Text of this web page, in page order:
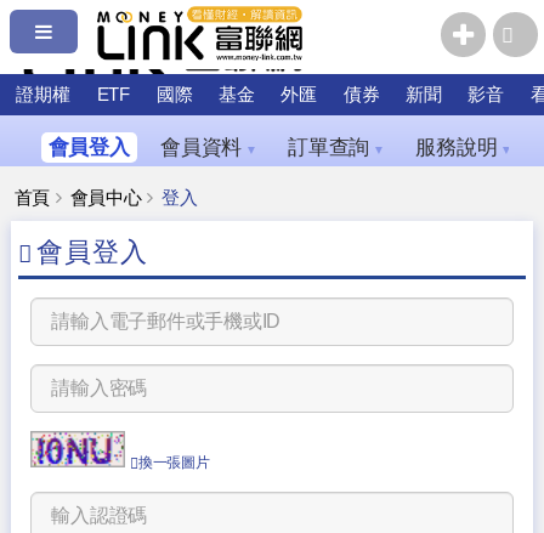
證期權 ETF 國際 基金 外匯 債券 新聞 影音
會員登入 會員資料 ▼ 訂單查詢 ▼ 服務說明 ▼
首頁 會員中心 登入
會員登入
換一張圖片